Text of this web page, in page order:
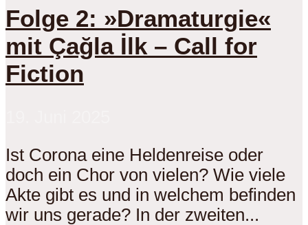
Folge 2: »Dramaturgie«
mit Çağla İlk – Call for
Fiction
Ist Corona eine Heldenreise oder
doch ein Chor von vielen? Wie viele
Akte gibt es und in welchem befinden
wir uns gerade? In der zweiten...